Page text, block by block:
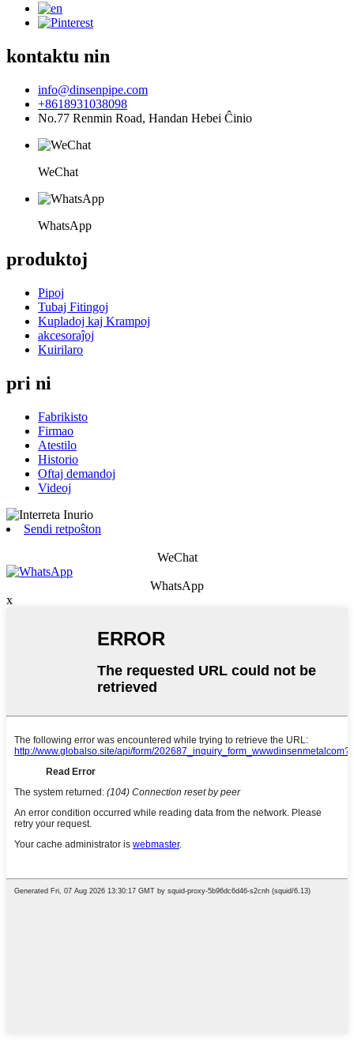
kontaktu nin
info@dinsenpipe.com
+8618931038098
No.77 Renmin Road, Handan Hebei Ĉinio
WeChat
WhatsApp
produktoj
Pipoj
Tubaj Fitingoj
Kupladoj kaj Krampoj
akcesoraĵoj
Kuirilaro
pri ni
Fabrikisto
Firmao
Atestilo
Historio
Oftaj demandoj
Videoj
Sendi retpoŝton
WeChat
WhatsApp
x